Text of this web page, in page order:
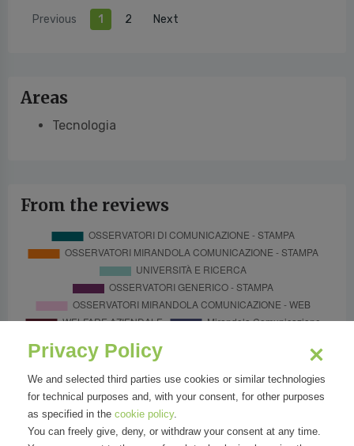
Previous 1 2 Next
Areas
Tecnologia
From the reviews
Privacy Policy
We and selected third parties use cookies or similar technologies
for technical purposes and, with your consent, for other purposes
as specified in the cookie policy.
You can freely give, deny, or withdraw your consent at any time.